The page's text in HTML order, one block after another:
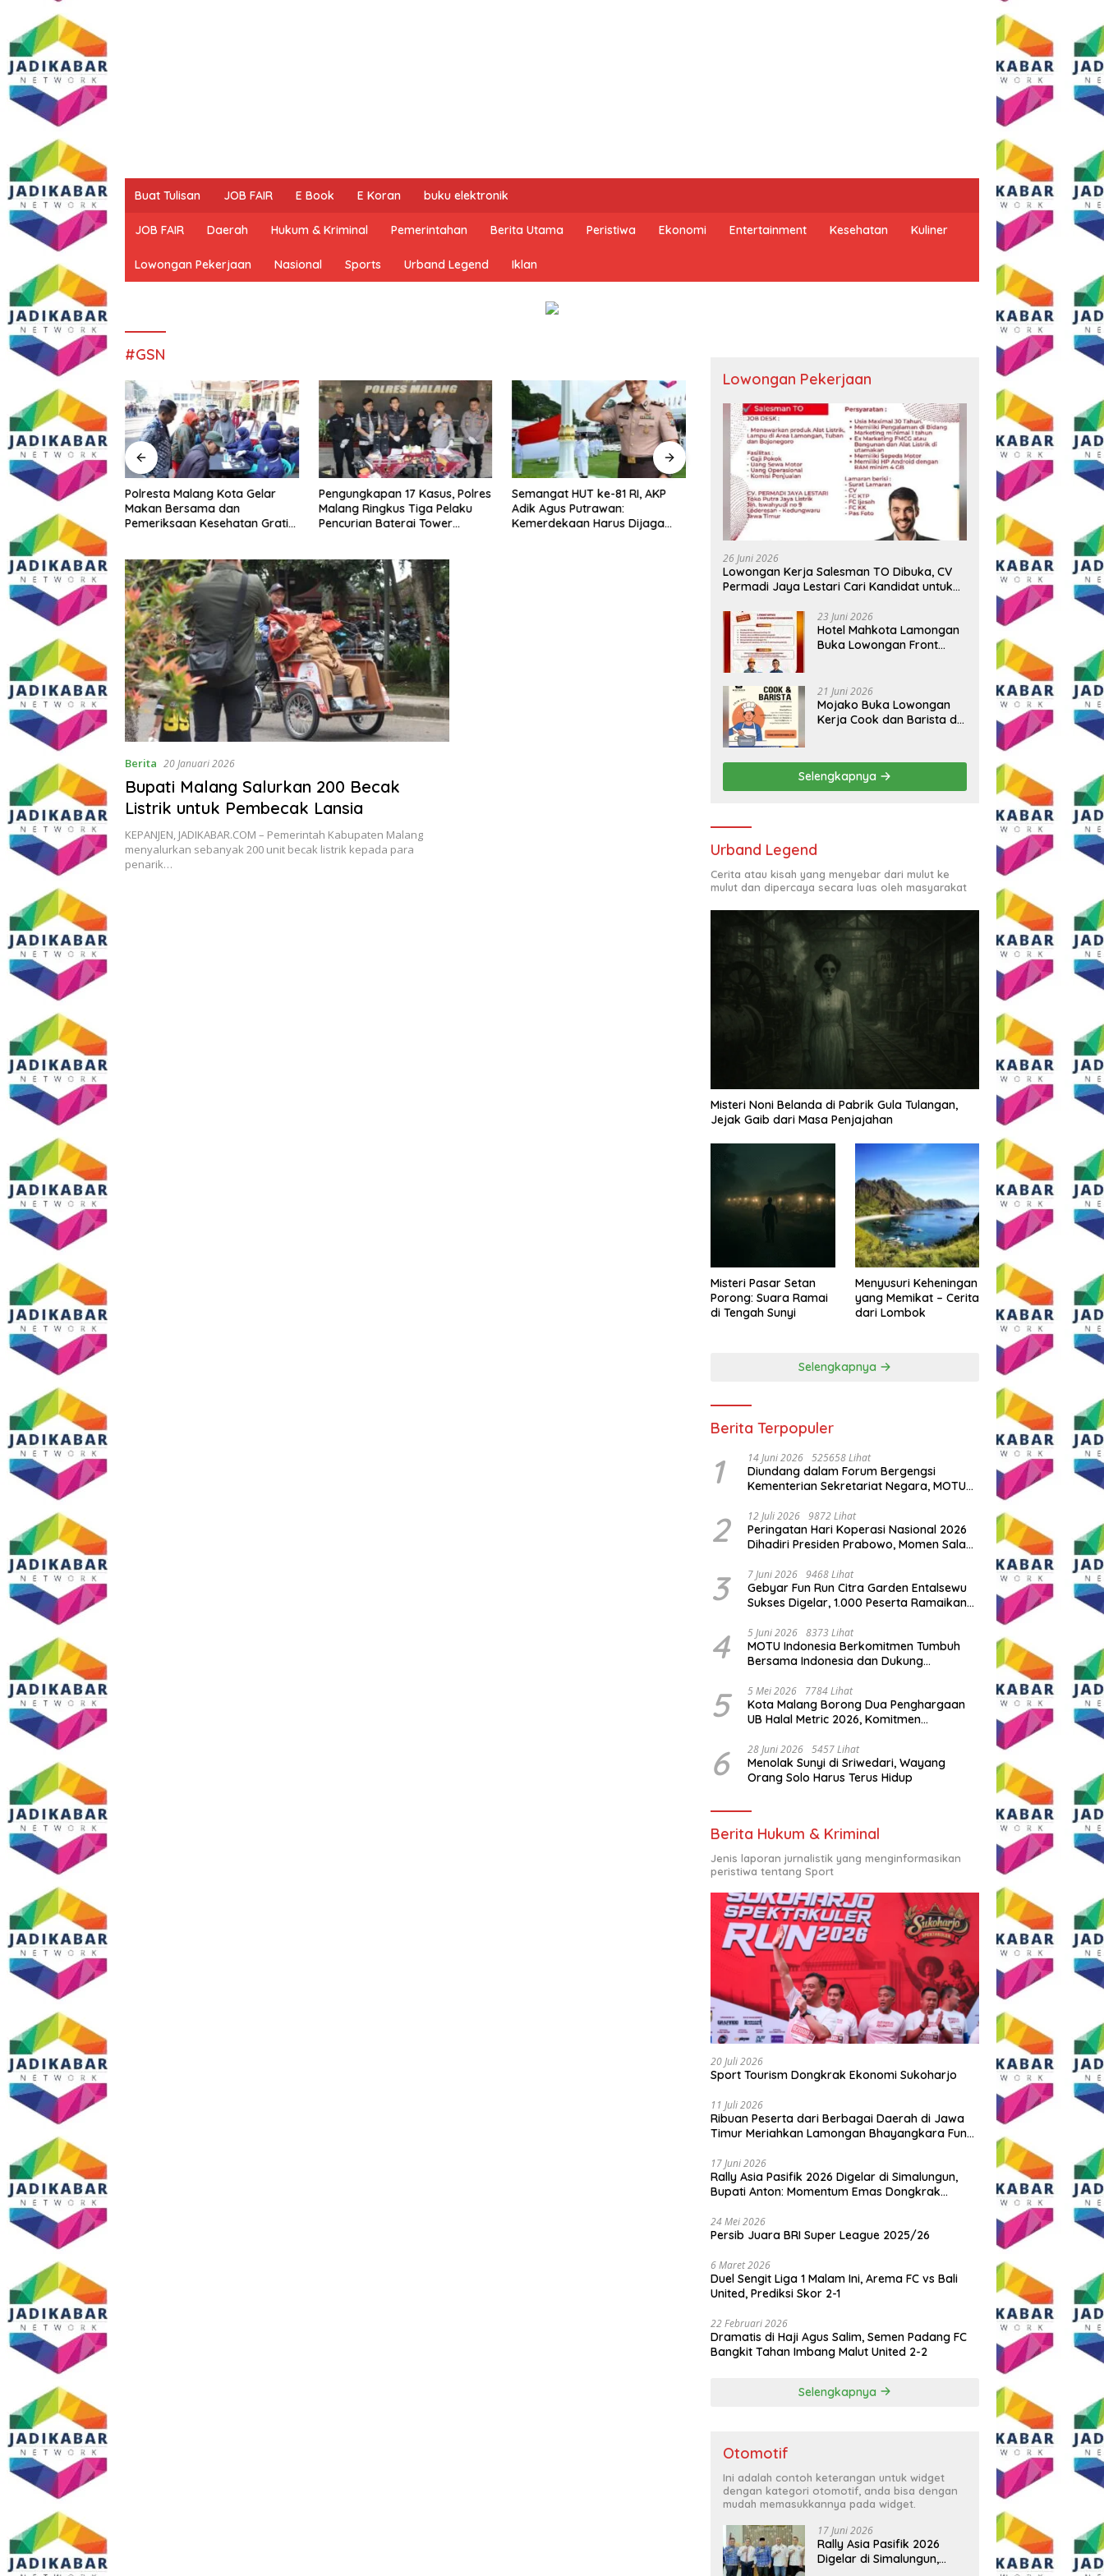
Buat Tulisan JOB FAIR E Book E Koran buku elektronik
JOB FAIR Daerah Hukum & Kriminal Pemerintahan Berita Utama Peristiwa Ekonomi Entertainment Kesehatan Kuliner
Lowongan Pekerjaan Nasional Sports Urband Legend Iklan
#GSN
Kota
dan Polri Jaga
Polresta Malang Kota Gelar
Makan Bersama dan
Pemeriksaan Kesehatan Gratis,
Pengungkapan 17 Kasus, Polres
Malang Ringkus Tiga Pelaku
Pencurian Baterai Tower
Semangat HUT ke-81 RI, AKP
Adik Agus Putrawan:
Kemerdekaan Harus Dijaga
Tiga BUMD Air Minum Malang
Raya Perkuat Kolaborasi,
Berangkatkan Kontingen
Menuju Seleksi Atlet
PORPAMNAS IX 2026
Wali Kota Malang Paparkan
Model Pembangunan
Berkelanjutan di Forum
Nasional Bangun Bangsa
Berita 20 Januari 2026
Bupati Malang Salurkan 200 Becak
Listrik untuk Pembecak Lansia
KEPANJEN, JADIKABAR.COM – Pemerintah Kabupaten Malang
menyalurkan sebanyak 200 unit becak listrik kepada para
penarik…
Lowongan Pekerjaan
26 Juni 2026
Lowongan Kerja Salesman TO Dibuka, CV
Permadi Jaya Lestari Cari Kandidat untuk
23 Juni 2026
Hotel Mahkota Lamongan
Buka Lowongan Front
Syaratnya
21 Juni 2026
Mojako Buka Lowongan
Kerja Cook dan Barista di
Selengkapnya
Urband Legend
Cerita atau kisah yang menyebar dari mulut ke
mulut dan dipercaya secara luas oleh masyarakat
Misteri Noni Belanda di Pabrik Gula Tulangan,
Jejak Gaib dari Masa Penjajahan
Misteri Pasar Setan
Porong: Suara Ramai
di Tengah Sunyi
Menyusuri Keheningan
yang Memikat – Cerita
dari Lombok
Selengkapnya
Berita Terpopuler
1 14 Juni 2026 525658 Lihat
Diundang dalam Forum Bergengsi
Kementerian Sekretariat Negara, MOTU
Indonesia
2 12 Juli 2026 9872 Lihat
Peringatan Hari Koperasi Nasional 2026
Dihadiri Presiden Prabowo, Momen Salam
3 7 Juni 2026 9468 Lihat
Gebyar Fun Run Citra Garden Entalsewu
Sukses Digelar, 1.000 Peserta Ramaikan
4 5 Juni 2026 8373 Lihat
MOTU Indonesia Berkomitmen Tumbuh
Bersama Indonesia dan Dukung
5 5 Mei 2026 7784 Lihat
Kota Malang Borong Dua Penghargaan
UB Halal Metric 2026, Komitmen
6 28 Juni 2026 5457 Lihat
Menolak Sunyi di Sriwedari, Wayang
Orang Solo Harus Terus Hidup
Berita Hukum & Kriminal
Jenis laporan jurnalistik yang menginformasikan
peristiwa tentang Sport
20 Juli 2026
Sport Tourism Dongkrak Ekonomi Sukoharjo
11 Juli 2026
Ribuan Peserta dari Berbagai Daerah di Jawa
Timur Meriahkan Lamongan Bhayangkara Fun
17 Juni 2026
Rally Asia Pasifik 2026 Digelar di Simalungun,
Bupati Anton: Momentum Emas Dongkrak
24 Mei 2026
Persib Juara BRI Super League 2025/26
6 Maret 2026
Duel Sengit Liga 1 Malam Ini, Arema FC vs Bali
United, Prediksi Skor 2-1
22 Februari 2026
Dramatis di Haji Agus Salim, Semen Padang FC
Bangkit Tahan Imbang Malut United 2-2
Selengkapnya
Otomotif
Ini adalah contoh keterangan untuk widget
dengan kategori otomotif, anda bisa dengan
mudah memasukkannya pada widget.
17 Juni 2026
Rally Asia Pasifik 2026
Digelar di Simalungun,